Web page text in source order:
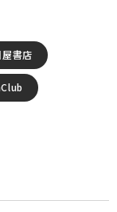
書店